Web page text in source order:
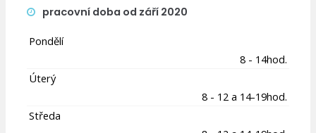
pracovní doba od září 2020
Pondělí
8 - 14hod.
Úterý
8 - 12 a 14-19hod.
Středa